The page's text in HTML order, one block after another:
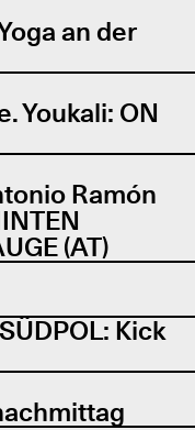
an der
Youkali: ON
Ramón
(AT)
Kick